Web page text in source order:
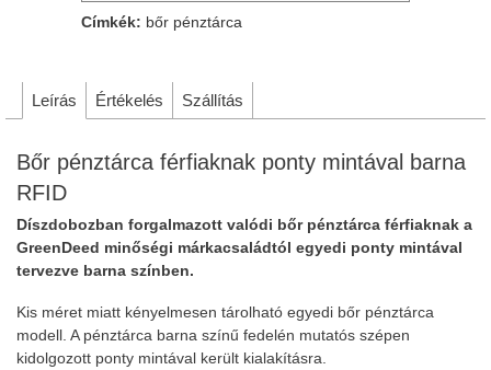
Címkék: bőr pénztárca
Leírás Értékelés Szállítás
Bőr pénztárca férfiaknak ponty mintával barna
RFID
Díszdobozban forgalmazott valódi bőr pénztárca férfiaknak a
GreenDeed minőségi márkacsaládtól egyedi ponty mintával
tervezve barna színben.
Kis méret miatt kényelmesen tárolható egyedi bőr pénztárca
modell. A pénztárca barna színű fedelén mutatós szépen
kidolgozott ponty mintával került kialakításra.